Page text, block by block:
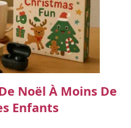
Noël À Moins De
Enfants